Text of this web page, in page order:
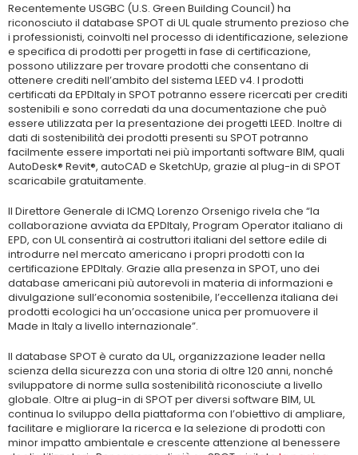
Recentemente USGBC (U.S. Green Building Council) ha
riconosciuto il database SPOT di UL quale strumento prezioso che
i professionisti, coinvolti nel processo di identificazione, selezione
e specifica di prodotti per progetti in fase di certificazione,
possono utilizzare per trovare prodotti che consentano di
ottenere crediti nell’ambito del sistema LEED v4. I prodotti
certificati da EPDItaly in SPOT potranno essere ricercati per crediti
sostenibili e sono corredati da una documentazione che può
essere utilizzata per la presentazione dei progetti LEED. Inoltre di
dati di sostenibilità dei prodotti presenti su SPOT potranno
facilmente essere importati nei più importanti software BIM, quali
AutoDesk® Revit®, autoCAD e SketchUp, grazie al plug-in di SPOT
scaricabile gratuitamente.
Il Direttore Generale di ICMQ Lorenzo Orsenigo rivela che “la
collaborazione avviata da EPDItaly, Program Operator italiano di
EPD, con UL consentirà ai costruttori italiani del settore edile di
introdurre nel mercato americano i propri prodotti con la
certificazione EPDItaly. Grazie alla presenza in SPOT, uno dei
database americani più autorevoli in materia di informazioni e
divulgazione sull’economia sostenibile, l’eccellenza italiana dei
prodotti ecologici ha un’occasione unica per promuovere il
Made in Italy a livello internazionale”.
Il database SPOT è curato da UL, organizzazione leader nella
scienza della sicurezza con una storia di oltre 120 anni, nonché
sviluppatore di norme sulla sostenibilità riconosciute a livello
globale. Oltre ai plug-in di SPOT per diversi software BIM, UL
continua lo sviluppo della piattaforma con l’obiettivo di ampliare,
facilitare e migliorare la ricerca e la selezione di prodotti con
minor impatto ambientale e crescente attenzione al benessere